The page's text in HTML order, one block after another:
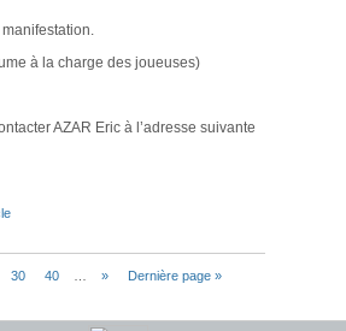
à la charge des joueuses)
AZAR Eric à l’adresse suivante
30 40 » Dernière page »